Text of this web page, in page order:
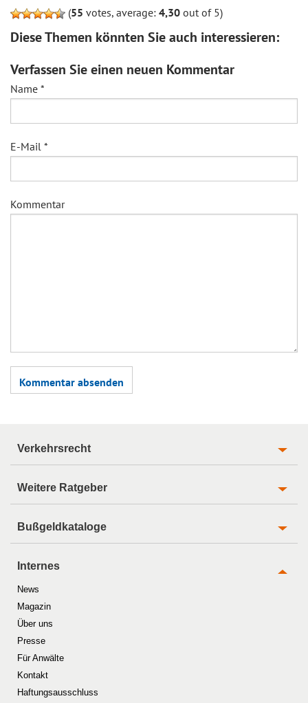
(55 votes, average: 4,30 out of 5)
Diese Themen könnten Sie auch interessieren:
Verfassen Sie einen neuen Kommentar
Name *
E-Mail *
Kommentar
Verkehrsrecht
Weitere Ratgeber
Bußgeldkataloge
Internes
News
Magazin
Über uns
Presse
Für Anwälte
Kontakt
Haftungsausschluss